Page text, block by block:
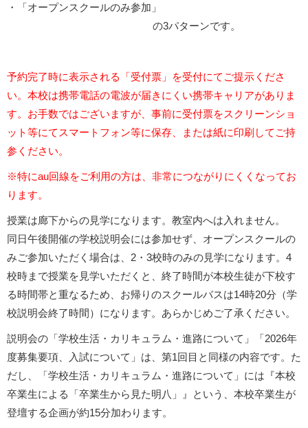
・「オープンスクールのみ参加」
の3パターンです。
予約完了時に表示される「受付票」を受付にてご提示くださ
い。本校は携帯電話の電波が届きにくい携帯キャリアがありま
す。お手数ではございますが、事前に受付票をスクリーンショ
ット等にてスマートフォン等に保存、または紙に印刷してご持
参ください。
※特にau回線をご利用の方は、非常につながりにくくなってお
ります。
授業は廊下からの見学になります。教室内へは入れません。
同日午後開催の学校説明会には参加せず、オープンスクールの
みご参加いただく場合は、2・3校時のみの見学になります。4
校時まで授業を見学いただくと、終了時間が本校生徒が下校す
る時間帯と重なるため、お帰りのスクールバスは14時20分（学
校説明会終了時間）になります。あらかじめご了承ください。
説明会の「学校生活・カリキュラム・進路について」「2026年
度募集要項、入試について」は、第1回目と同様の内容です。た
だし、「学校生活・カリキュラム・進路について」には『本校
卒業生による「卒業生から見た明八」』という、本校卒業生が
登壇する企画が約15分加わります。